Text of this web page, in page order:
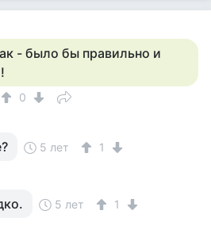
- было бы правильно и
0
5 лет 1
5 лет 1